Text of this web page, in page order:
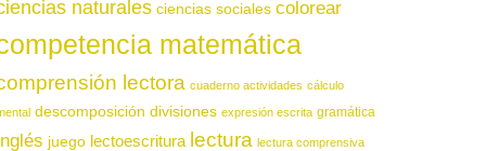
naturales ciencias sociales colorear
matemática
lectora cuaderno actividades cálculo
descomposición divisiones expresión escrita gramática
juego lectoescritura lectura lectura comprensiva